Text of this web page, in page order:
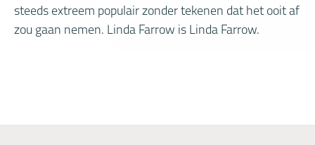
steeds extreem populair zonder tekenen dat het ooit af
zou gaan nemen. Linda Farrow is Linda Farrow.